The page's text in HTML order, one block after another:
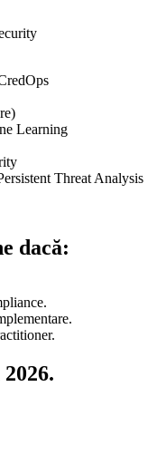
Learning
Threat Analysis
dacă: